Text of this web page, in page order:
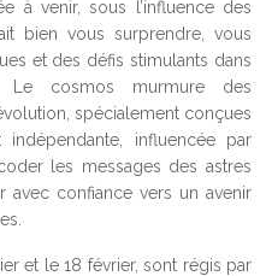
à venir, sous l’influence des
bien vous surprendre, vous
et des défis stimulants dans
Le cosmos murmure des
spécialement conçues
influencée par
les messages des astres
avec confiance vers un avenir
et le 18 février, sont régis par